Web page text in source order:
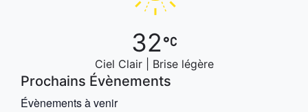
32
Ciel Clair | Brise légère
Prochains Évènements
Évènements à venir